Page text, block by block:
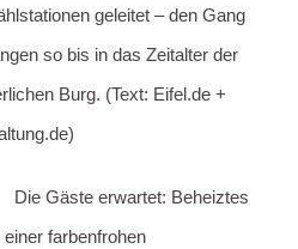
geleitet – den Gang
so bis in das Zeitalter der
Burg. (Text: Eifel.de +
Die Gäste erwartet: Beheiztes
farbenfrohen